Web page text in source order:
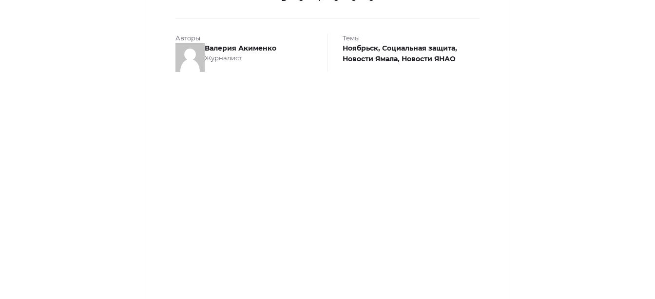
Авторы
Валерия Акименко
Журналист
Темы
Ноябрьск, Социальная защита,
Новости Ямала, Новости ЯНАО